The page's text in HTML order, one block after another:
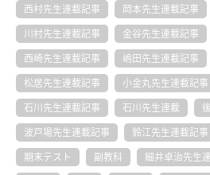
西村先生連載記事 岡本先生連載記事
川村先生連載記事 金谷先生連載記事
西崎先生連載記事 嶋田先生連載記事
松居先生連載記事 小金丸先生連載記事
石川先生連載記事 石川先生連載
波戸場先生連載記事 鈴江先生連載記事
期末テスト 副教科 細井卓治先生